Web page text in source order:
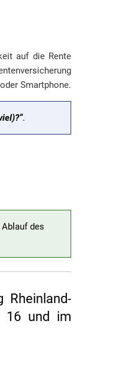
auf die Rente
Smartphone.
.
des
Rheinland-
16 und im